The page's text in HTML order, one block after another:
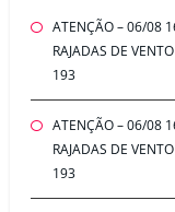
ATENÇÃO – 06/08
RAJADAS DE
193
ATENÇÃO – 06/08
RAJADAS DE
193